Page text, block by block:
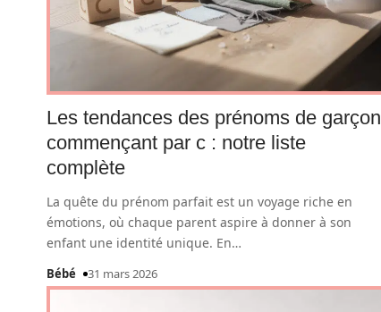
Les tendances des prénoms de garçon
commençant par c : notre liste
complète
La quête du prénom parfait est un voyage riche en
émotions, où chaque parent aspire à donner à son
enfant une identité unique. En…
Bébé 31 mars 2026